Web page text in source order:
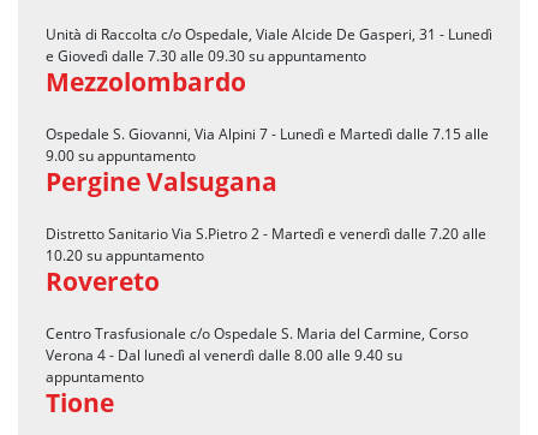
Unità di Raccolta c/o Ospedale, Viale Alcide De Gasperi, 31 - Lunedì
e Giovedì dalle 7.30 alle 09.30 su appuntamento
Mezzolombardo
Ospedale S. Giovanni, Via Alpini 7 - Lunedì e Martedì dalle 7.15 alle
9.00 su appuntamento
Pergine Valsugana
Distretto Sanitario Via S.Pietro 2 - Martedì e venerdì dalle 7.20 alle
10.20 su appuntamento
Rovereto
Centro Trasfusionale c/o Ospedale S. Maria del Carmine, Corso
Verona 4 - Dal lunedì al venerdì dalle 8.00 alle 9.40 su
appuntamento
Tione